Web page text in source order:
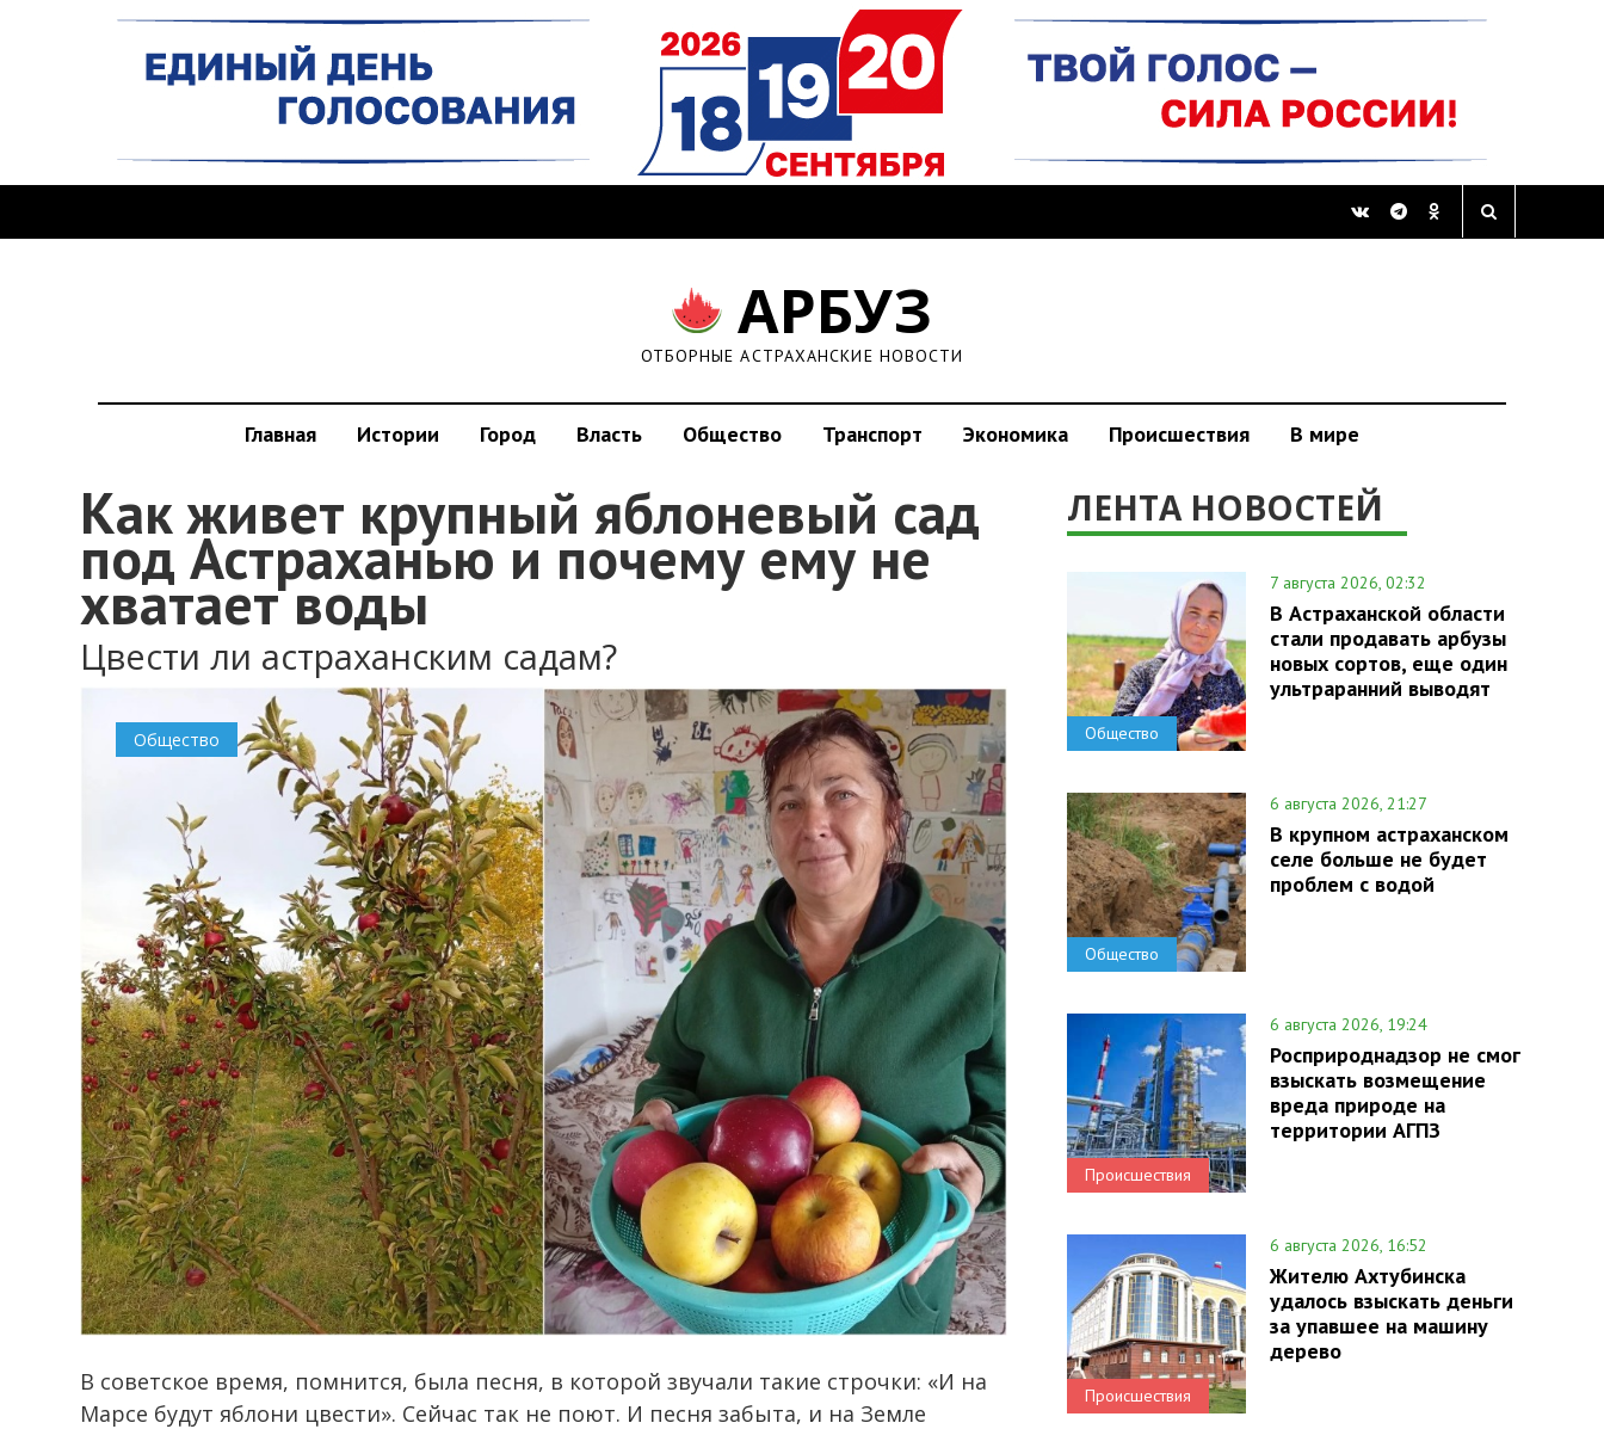
АРБУЗ
ОТБОРНЫЕ АСТРАХАНСКИЕ НОВОСТИ
Главная Истории Город Власть Общество Транспорт Экономика Происшествия В мире
Как живет крупный яблоневый сад
под Астраханью и почему ему не
хватает воды
Цвести ли астраханским садам?
Общество
В советское время, помнится, была песня, в которой звучали такие строчки: «И на
Марсе будут яблони цвести». Сейчас так не поют. И песня забыта, и на Земле
ЛЕНТА НОВОСТЕЙ
Общество
7 августа 2026, 02:32
В Астраханской области
стали продавать арбузы
новых сортов, еще один
ультраранний выводят
Общество
6 августа 2026, 21:27
В крупном астраханском
селе больше не будет
проблем с водой
Происшествия
6 августа 2026, 19:24
Росприроднадзор не смог
взыскать возмещение
вреда природе на
территории АГПЗ
Происшествия
6 августа 2026, 16:52
Жителю Ахтубинска
удалось взыскать деньги
за упавшее на машину
дерево